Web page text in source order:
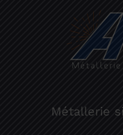
Métallerie